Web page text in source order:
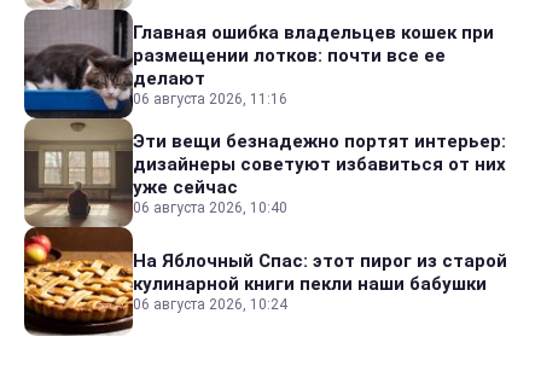
Главная ошибка владельцев кошек при
размещении лотков: почти все ее
делают
06 августа 2026, 11:16
Эти вещи безнадежно портят интерьер:
дизайнеры советуют избавиться от них
уже сейчас
06 августа 2026, 10:40
На Яблочный Спас: этот пирог из старой
кулинарной книги пекли наши бабушки
06 августа 2026, 10:24